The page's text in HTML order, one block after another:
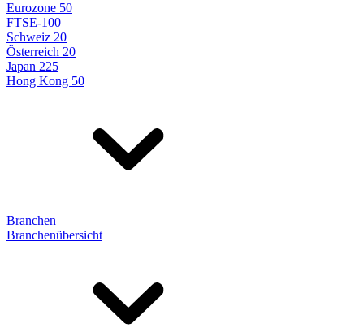
Eurozone 50
FTSE-100
Schweiz 20
Österreich 20
Japan 225
Hong Kong 50
Branchen
Branchenübersicht